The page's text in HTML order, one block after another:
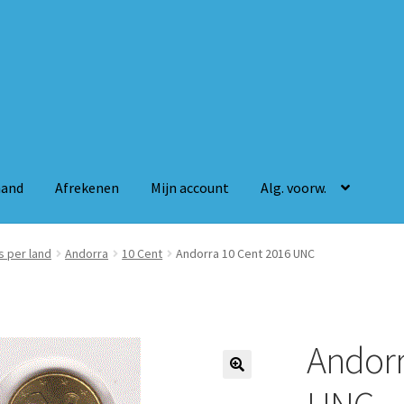
Afrekenen Mijn account Alg. voorw.
Mijn account Alg. voorw.
per land Andorra 10 Cent Andorra 10 Cent 2016 UNC